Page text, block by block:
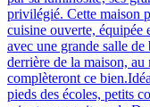
privilégié. Cette maison
cuisine ouverte, équipée
avec une grande salle de
derrière de la maison,
complèteront ce
pieds des écoles, petits